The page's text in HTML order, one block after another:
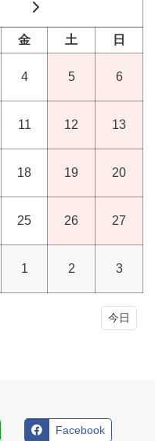
金 土 日
4 5 6
11 12 13
18 19 20
25 26 27
1 2 3
今日
Facebook